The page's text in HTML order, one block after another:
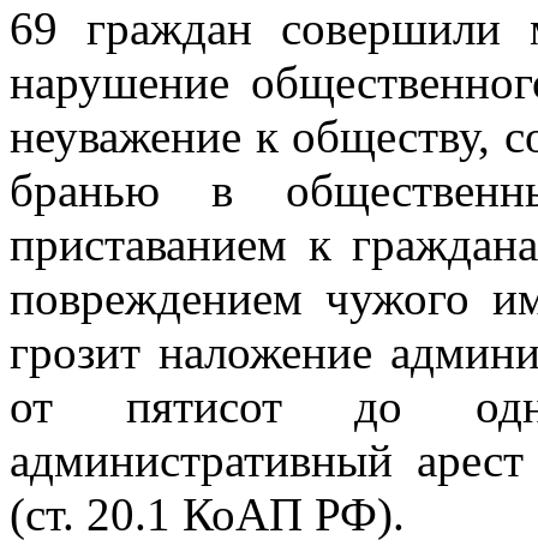
69 граждан совершили
нарушение
неуважение к обществу,
бранью в
приставанием к
повреждением чужого
грозит наложение
от пятисот до
административный
(ст. 20.1 КоАП РФ).